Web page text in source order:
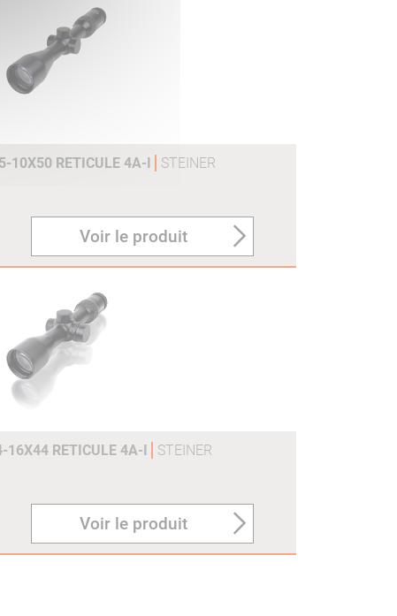
10X50 RETICULE 4A-I STEINER
Voir le produit
16X44 RETICULE 4A-I STEINER
Voir le produit